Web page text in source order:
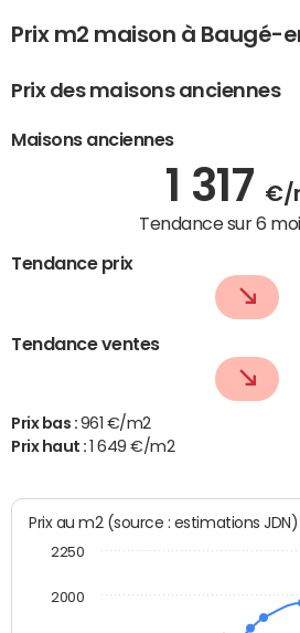
Prix m2 maison à Baugé-
Prix des maisons anciennes
Maisons anciennes
1 317 €/
Tendance sur 6
Tendance prix
Tendance ventes
Prix bas : 961 €/m2
Prix haut :
1 649 €/m2
Prix au m2 (source : estimations JDN)
2000
2250